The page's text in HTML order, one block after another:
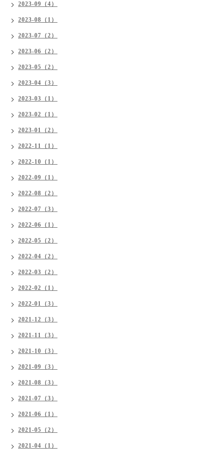
2023-09（4）
2023-08（1）
2023-07（2）
2023-06（2）
2023-05（2）
2023-04（3）
2023-03（1）
2023-02（1）
2023-01（2）
2022-11（1）
2022-10（1）
2022-09（1）
2022-08（2）
2022-07（3）
2022-06（1）
2022-05（2）
2022-04（2）
2022-03（2）
2022-02（1）
2022-01（3）
2021-12（3）
2021-11（3）
2021-10（3）
2021-09（3）
2021-08（3）
2021-07（3）
2021-06（1）
2021-05（2）
2021-04（1）